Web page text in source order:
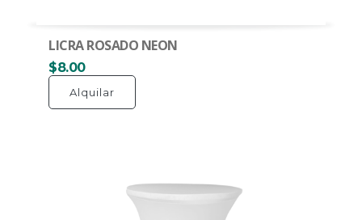
LICRA ROSADO NEON
$8.00
Alquilar